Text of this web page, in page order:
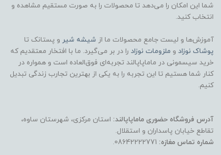
شما این امکان را می‌دهد تا محصولات را به صورت مستقیم مشاهده و
انتخاب کنید.
آموزش‌ها و لیست جامع محصولات ما از شیشه شیر و پستانک تا
پوشاک نوزاد و ملزومات نوزاد را در بر می‌گیرد. ما با افتخار معتقدیم که
خرید سیسمونی در ماماپاپالند تجربه‌ای فوق‌العاده است و همواره در
کنار شما هستیم تا این تجربه را به یکی از بهترین تجارب زندگی تبدیل
کنیم.
آدرس فروشگاه حضوری ماماپاپالند: استان مرکزی، شهرستان ساوه،
تقاطع خیابان پاسداران و استقلال.
شماره تماس مغازه: